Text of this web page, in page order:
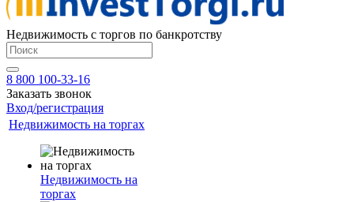
Недвижимость с торгов по банкротству
8 800 100-33-16
Заказать звонок
Вход/регистрация
Недвижимость на торгах
Недвижимость на
торгах